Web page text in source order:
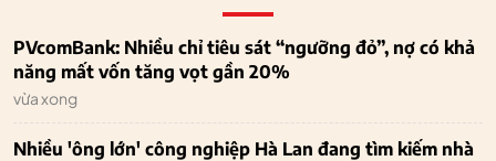
PVcomBank: Nhiều chỉ tiêu sát “ngưỡng đỏ”, nợ có khả
năng mất vốn tăng vọt gần 20%
vừa xong
Nhiều 'ông lớn' công nghiệp Hà Lan đang tìm kiếm nhà